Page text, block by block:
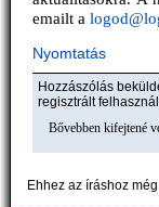
emailt a
Nyomtatás
Hozzászólás
regisztrált
Bővebben kifejtené
Ehhez az íráshoz